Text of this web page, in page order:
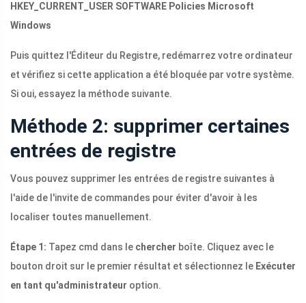
HKEY_CURRENT_USER SOFTWARE Policies Microsoft
Windows
Puis quittez l'Éditeur du Registre, redémarrez votre ordinateur
et vérifiez si cette application a été bloquée par votre système.
Si oui, essayez la méthode suivante.
Méthode 2: supprimer certaines
entrées de registre
Vous pouvez supprimer les entrées de registre suivantes à
l'aide de l'invite de commandes pour éviter d'avoir à les
localiser toutes manuellement.
Étape 1: Tapez cmd dans le chercher boîte. Cliquez avec le
bouton droit sur le premier résultat et sélectionnez le Exécuter
en tant qu'administrateur option.